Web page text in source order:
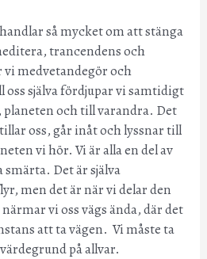
så mycket om att stänga
trancendens och
medvetandegör och
själva fördjupar vi samtidigt
och till varandra. Det
oss, går inåt och lyssnar till
vi hör. Vi är alla en del av
smärta. Det är själva
men det är när vi delar den
vi oss vägs ända, där det
att ta vägen. Vi måste ta
på allvar.